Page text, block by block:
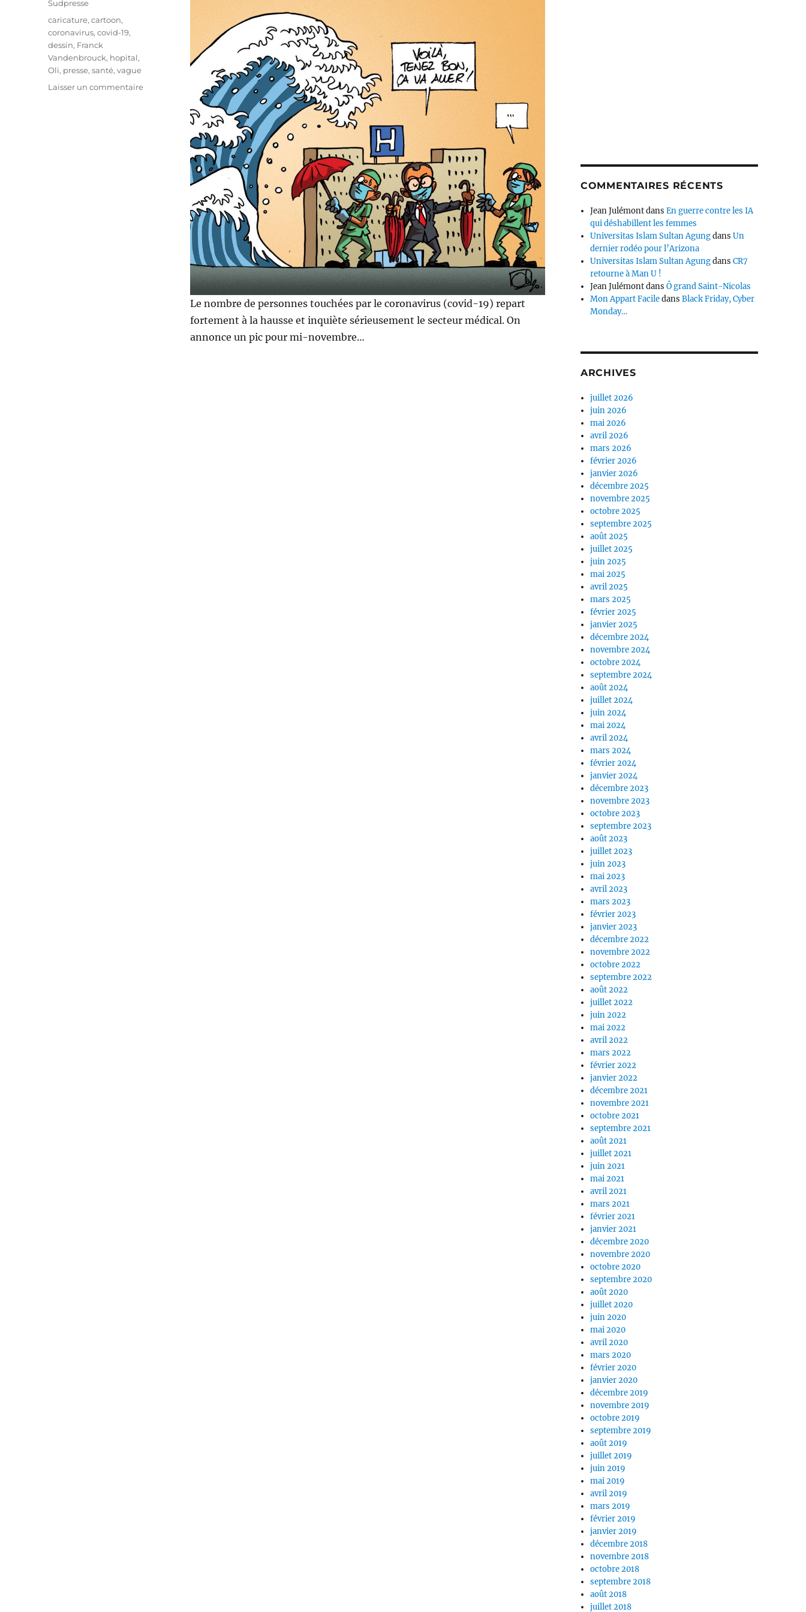
Le nombre de personnes touchées par le coronavirus (covid-19) repart
fortement à la hausse et inquiète sérieusement le secteur médical. On
annonce un pic pour mi-novembre…
Sudpresse
Étiquettes
caricature,cartoon,
coronavirus,covid-19,
dessin, Franck
Vandenbrouck, hopital,
Oli, presse,santé,vague
Laisser un commentairesur
COMMENTAIRES RÉCENTS
Jean JulémontdansEn guerre contre les IA
qui déshabillent les femmes
Universitas Islam Sultan AgungdansUn
dernier rodéo pour l’Arizona
Universitas Islam Sultan AgungdansCR7
retourne à Man U !
Jean JulémontdansÔ grand Saint-Nicolas
Mon Appart FaciledansBlack Friday, Cyber
Monday…
ARCHIVES
juillet 2026
juin 2026
mai 2026
avril 2026
mars 2026
février 2026
janvier 2026
décembre 2025
novembre 2025
octobre 2025
septembre 2025
août 2025
juillet 2025
juin 2025
mai 2025
avril 2025
mars 2025
février 2025
janvier 2025
décembre 2024
novembre 2024
octobre 2024
septembre 2024
août 2024
juillet 2024
juin 2024
mai 2024
avril 2024
mars 2024
février 2024
janvier 2024
décembre 2023
novembre 2023
octobre 2023
septembre 2023
août 2023
juillet 2023
juin 2023
mai 2023
avril 2023
mars 2023
février 2023
janvier 2023
décembre 2022
novembre 2022
octobre 2022
septembre 2022
août 2022
juillet 2022
juin 2022
mai 2022
avril 2022
mars 2022
février 2022
janvier 2022
décembre 2021
novembre 2021
octobre 2021
septembre 2021
août 2021
juillet 2021
juin 2021
mai 2021
avril 2021
mars 2021
février 2021
janvier 2021
décembre 2020
novembre 2020
octobre 2020
septembre 2020
août 2020
juillet 2020
juin 2020
mai 2020
avril 2020
mars 2020
février 2020
janvier 2020
décembre 2019
novembre 2019
octobre 2019
septembre 2019
août 2019
juillet 2019
juin 2019
mai 2019
avril 2019
mars 2019
février 2019
janvier 2019
décembre 2018
novembre 2018
octobre 2018
septembre 2018
août 2018
juillet 2018